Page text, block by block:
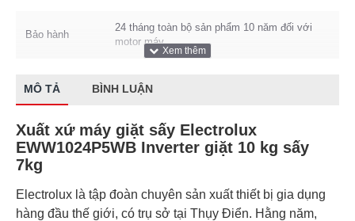
Bảo hành
24 tháng toàn bộ sản phẩm 10 năm đối với
motor máy
MÔ TẢ BÌNH LUẬN
Xuất xứ máy giặt sấy Electrolux
EWW1024P5WB Inverter giặt 10 kg sấy
7kg
Electrolux là tập đoàn chuyên sản xuất thiết bị gia dụng
hàng đầu thế giới, có trụ sở tại Thụy Điển. Hằng năm,